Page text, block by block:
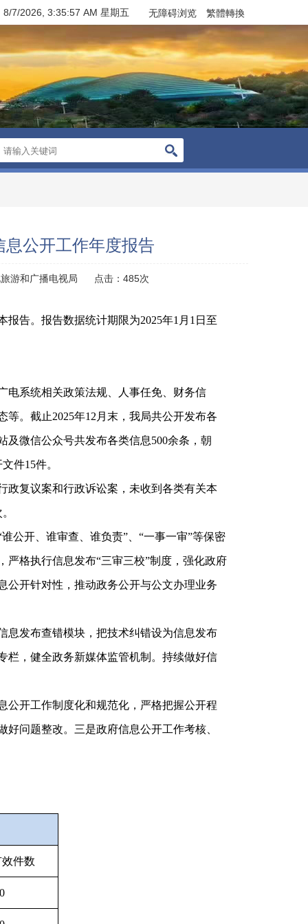
8/7/2026, 3:35:58 AM 星期五 无障碍浏览 繁體轉換
公开工作年度报告
游和广播电视局 点击：485次
告。报告数据统计期限为2025年1月1日至
电系统相关政策法规、人事任免、财务信
。截止2025年12月末，我局共公开发布各
及微信公众号共发布各类信息500余条，朝
件15件。
政复议案和行政诉讼案，未收到各类有关本
公开、谁审查、谁负责”、“一事一审”等保密
格执行信息发布“三审三校”制度，强化政府
公开针对性，推动政务公开与公文办理业务
息发布查错模块，把技术纠错设为信息发布
栏，健全政务新媒体监管机制。持续做好信
公开工作制度化和规范化，严格把握公开程
问题整改。三是政府信息公开工作考核、
件数
0